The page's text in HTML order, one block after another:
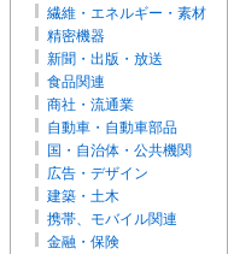
繊維・エネルギー・素材
精密機器
新聞・出版・放送
食品関連
商社・流通業
自動車・自動車部品
国・自治体・公共機関
広告・デザイン
建築・土木
携帯、モバイル関連
金融・保険